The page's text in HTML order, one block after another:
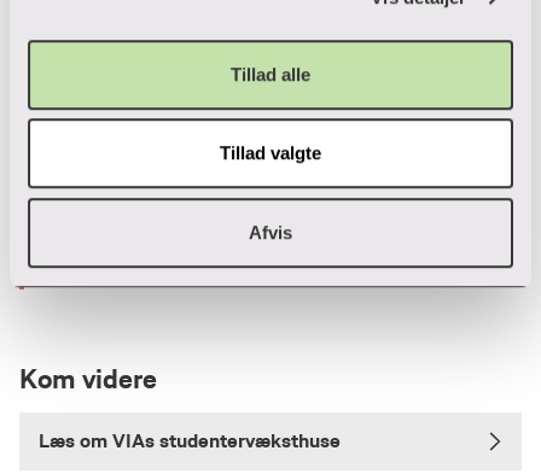
Tillad alle
Tillad valgte
Afvis
Kontakt
Erik Maass Løvgren
Leder af entreprenørskab og erhvervsrelationer ved
VIA University College
Kom videre
Læs om VIAs studentervæksthuse